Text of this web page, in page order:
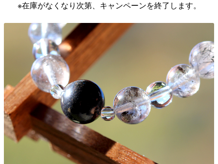
※在庫がなくなり次第、キャンペーンを終了します。